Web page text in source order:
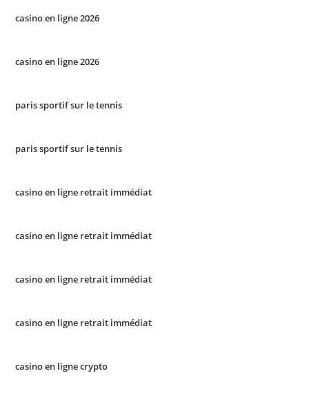
casino en ligne 2026
casino en ligne 2026
paris sportif sur le tennis
paris sportif sur le tennis
casino en ligne retrait immédiat
casino en ligne retrait immédiat
casino en ligne retrait immédiat
casino en ligne retrait immédiat
casino en ligne crypto